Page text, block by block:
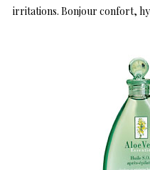
irritations. Bonjour confort,